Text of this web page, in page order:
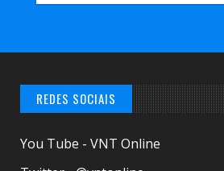
REDES SOCIAIS
You Tube - VNT Online